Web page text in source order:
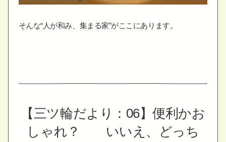
そんな“人が和み、集まる家”がここにあります。
【三ツ輪だより：06】便利かお
しゃれ？ いいえ、どっち